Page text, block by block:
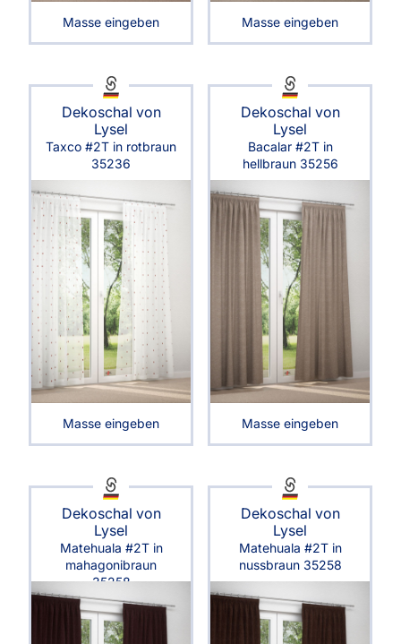
Masse eingeben Masse eingeben
Dekoschal von
Lysel
Taxco #2T in rotbraun
35236
Masse eingeben
Dekoschal von
Lysel
Bacalar #2T in
hellbraun 35256
Masse eingeben
Dekoschal von
Lysel
Matehuala #2T in
mahagonibraun
35258
Dekoschal von
Lysel
Matehuala #2T in
nussbraun 35258